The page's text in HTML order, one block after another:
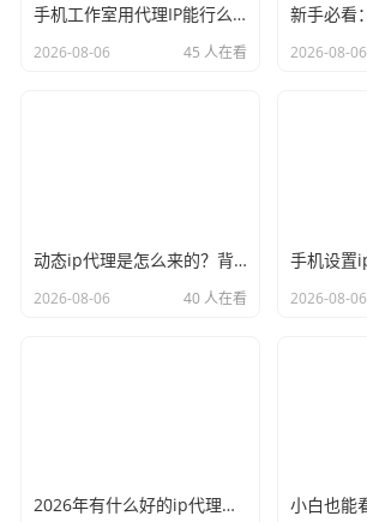
手机工作室用代理IP能行么？过来人的经验告诉你答案
2026-08-06 45 人在看 2026-08-06
动态ip代理是怎么来的？背后的原理比你想象的精彩
2026-08-06 40 人在看 2026-08-06
2026年有什么好的ip代理软件？亲测后我只推荐这几个